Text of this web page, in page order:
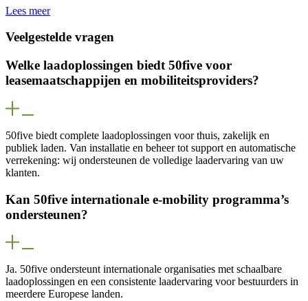
Lees meer
Veelgestelde vragen
Welke laadoplossingen biedt 50five voor
leasemaatschappijen en mobiliteitsproviders?
50five biedt complete laadoplossingen voor thuis, zakelijk en
publiek laden. Van installatie en beheer tot support en automatische
verrekening: wij ondersteunen de volledige laadervaring van uw
klanten.
Kan 50five internationale e‑mobility programma’s
ondersteunen?
Ja. 50five ondersteunt internationale organisaties met schaalbare
laadoplossingen en een consistente laadervaring voor bestuurders in
meerdere Europese landen.